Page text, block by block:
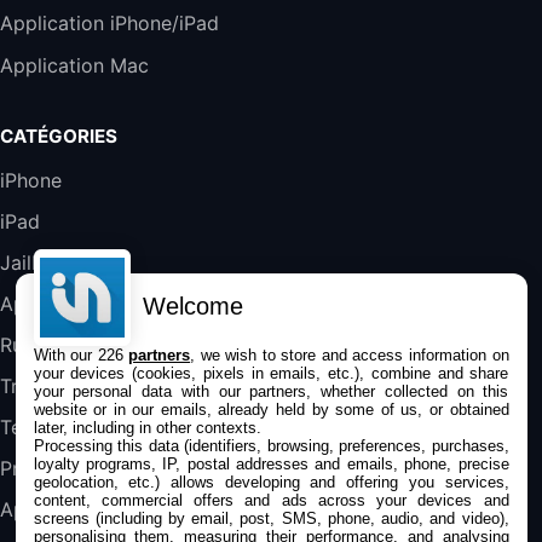
Galaxy S25 FE 6,7\" 5G Nano SIM 128 Go
Blanc
45,98€
Application iPhone/iPad
Application Mac
CATÉGORIES
iPhone
iPad
Jailbreak
Applications
Rumeurs
Trucs & astuces
Tests
Promos
Apple
Welcome
With our 226partners , we wish to store and access information on
your devices (cookies, pixels in emails, etc.), combine and share
your personal data with our partners, whether collected on this
website or in our emails, already held by some of us, or obtained
later, including in other contexts.
Processing this data (identifiers, browsing, preferences, purchases,
loyalty programs, IP, postal addresses and emails, phone, precise
geolocation, etc.) allows developing and offering you services,
content, commercial offers and ads across your devices and
screens (including by email, post, SMS, phone, audio, and video),
personalising them, measuring their performance, and analysing